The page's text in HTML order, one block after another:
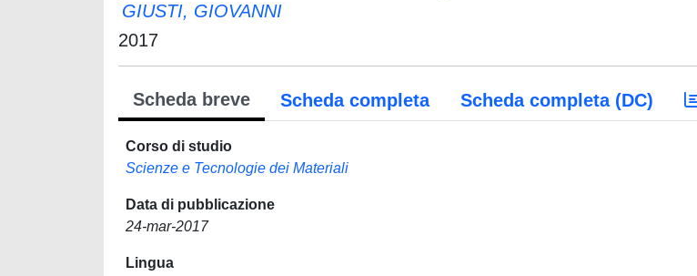
GIUSTI, GIOVANNI
2017
Scheda breve Scheda completa Scheda completa (DC)
Corso di studio
Scienze e Tecnologie dei Materiali
Data di pubblicazione
24-mar-2017
Lingua